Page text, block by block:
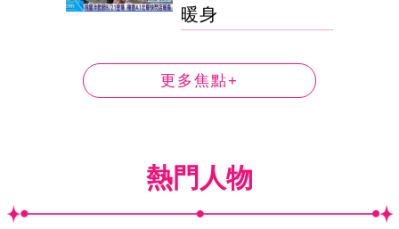
暖身
更多焦點+
熱門人物